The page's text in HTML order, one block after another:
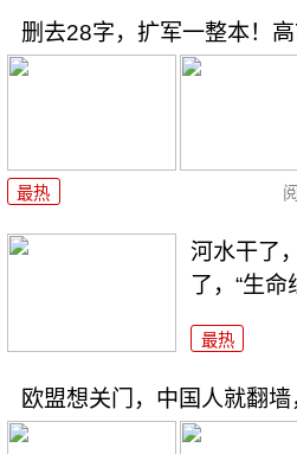
删去28字，扩军一整本！
最热
河水干了
了，“生命
最热
欧盟想关门，中国人就翻